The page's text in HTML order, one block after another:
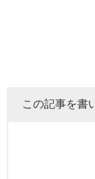
この記事を書